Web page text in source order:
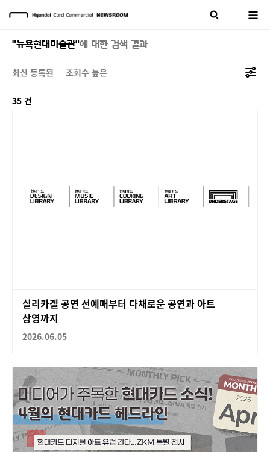
"뉴욕현대미술관"에 대한 검색 결과
최신 등록된 조회수 높은
35 건
실리카겔 공연 선예매부터 다채로운 공연과 아트
상영까지
2026.06.05